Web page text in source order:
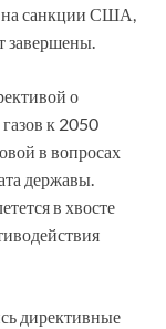
на санкции США,
завершены.
о
к 2050
в вопросах
державы.
в хвосте
директивные